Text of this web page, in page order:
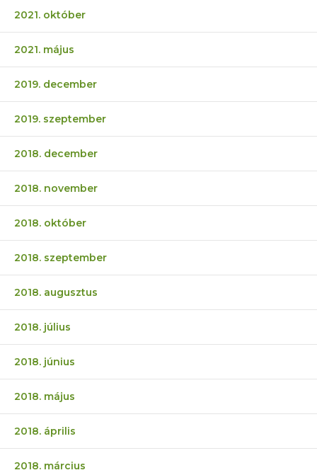
2021. október
2021. május
2019. december
2019. szeptember
2018. december
2018. november
2018. október
2018. szeptember
2018. augusztus
2018. július
2018. június
2018. május
2018. április
2018. március